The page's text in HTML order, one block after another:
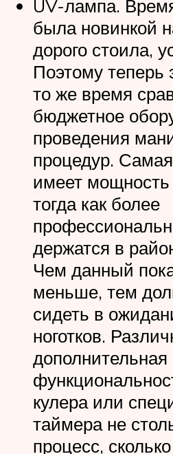
UV-лампа.
была новинкой
дорого стоила,
Поэтому теперь
то же время
бюджетное
проведения
процедур.
имеет мощность
тогда как более
держатся в
Чем данный
меньше, тем
сидеть в
ноготков.
дополнительная
кулера или
таймера не
процесс,